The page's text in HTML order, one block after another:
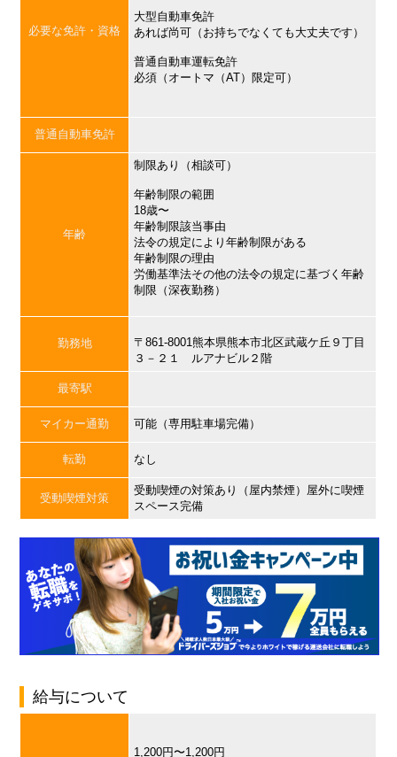
必要な免許・資格
大型自動車免許
あれば尚可（お持ちでなくても大丈夫です）
普通自動車運転免許
必須（オートマ（AT）限定可）
普通自動車免許
年齢
制限あり（相談可）
年齢制限の範囲
18歳〜
年齢制限該当事由
法令の規定により年齢制限がある
年齢制限の理由
労働基準法その他の法令の規定に基づく年齢
制限（深夜勤務）
勤務地
〒861-8001熊本県熊本市北区武蔵ケ丘９丁目
３－２１ ルアナビル２階
最寄駅
マイカー通勤 可能（専用駐車場完備）
転勤 なし
受動喫煙対策
受動喫煙の対策あり（屋内禁煙）屋外に喫煙
スペース完備
給与について
1,200円〜1,200円